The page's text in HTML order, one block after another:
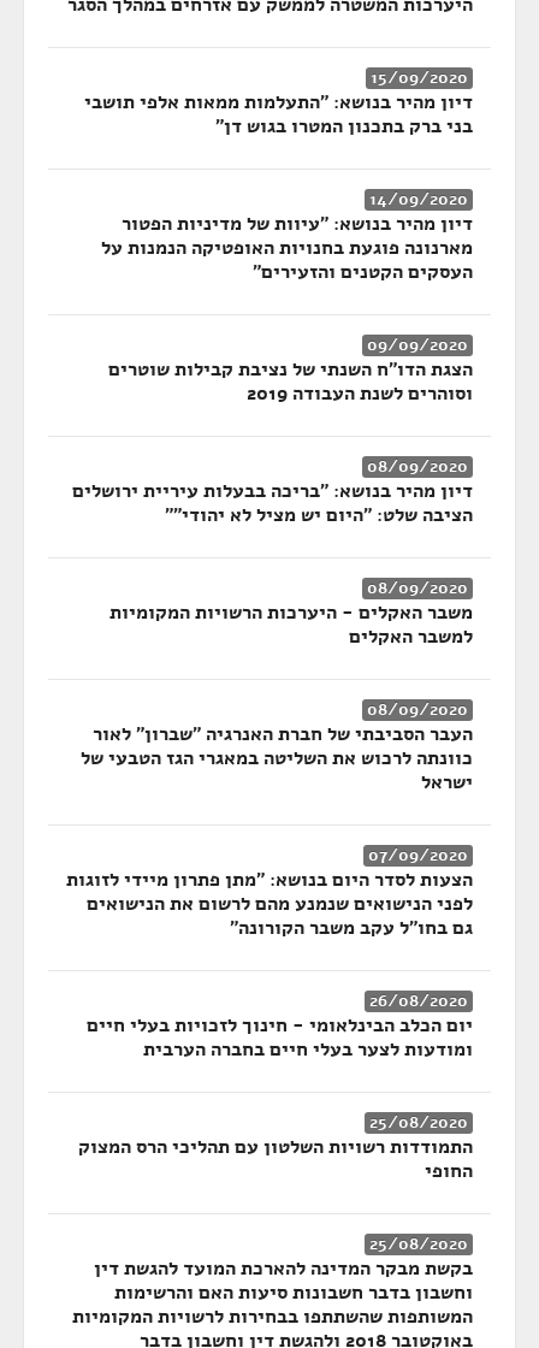
15/09/2020
דיון מהיר בנושא: "התעלמות ממאות אלפי תושבי
בני ברק בתכנון המטרו בגוש דן"
14/09/2020
דיון מהיר בנושא: "עיוות של מדיניות הפטור
מארנונה פוגעת בחנויות האופטיקה הנמנות על
העסקים הקטנים והזעירים"
09/09/2020
הצגת הדו"ח השנתי של נציבת קבילות שוטרים
וסוהרים לשנת העבודה 2019
08/09/2020
דיון מהיר בנושא: "בריכה בבעלות עיריית ירושלים
הציבה שלט: "היום יש מציל לא יהודי""
08/09/2020
משבר האקלים - היערכות הרשויות המקומיות
למשבר האקלים
08/09/2020
העבר הסביבתי של חברת האנרגיה "שברון" לאור
כוונתה לרכוש את השליטה במאגרי הגז הטבעי של
ישראל
07/09/2020
הצעות לסדר היום בנושא: "מתן פתרון מיידי לזוגות
לפני הנישואים שנמנע מהם לרשום את הנישואים
גם בחו"ל עקב משבר הקורונה"
26/08/2020
יום הכלב הבינלאומי - חינוך לזכויות בעלי חיים
ומודעות לצער בעלי חיים בחברה הערבית
25/08/2020
התמודדות רשויות השלטון עם תהליכי הרס המצוק
החופי
25/08/2020
בקשת מבקר המדינה להארכת המועד להגשת דין
וחשבון בדבר חשבונות סיעות האם והרשימות
המשותפות שהשתתפו בבחירות לרשויות המקומיות
באוקטובר 2018 ולהגשת דין וחשבון בדבר